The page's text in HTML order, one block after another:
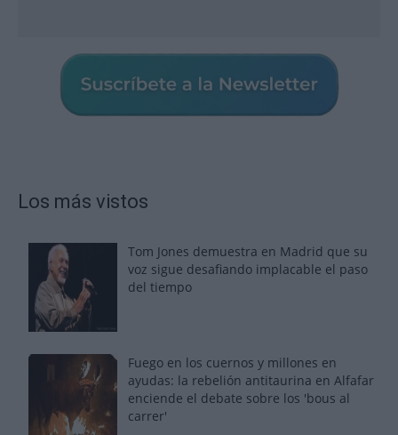
Los más vistos
Tom Jones demuestra en Madrid que su
voz sigue desafiando implacable el paso
del tiempo
Fuego en los cuernos y millones en
ayudas: la rebelión antitaurina en Alfafar
enciende el debate sobre los 'bous al
carrer'